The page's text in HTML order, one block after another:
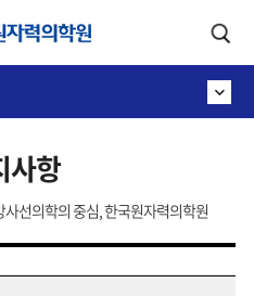
사항
선의학의 중심, 한국원자력의학원